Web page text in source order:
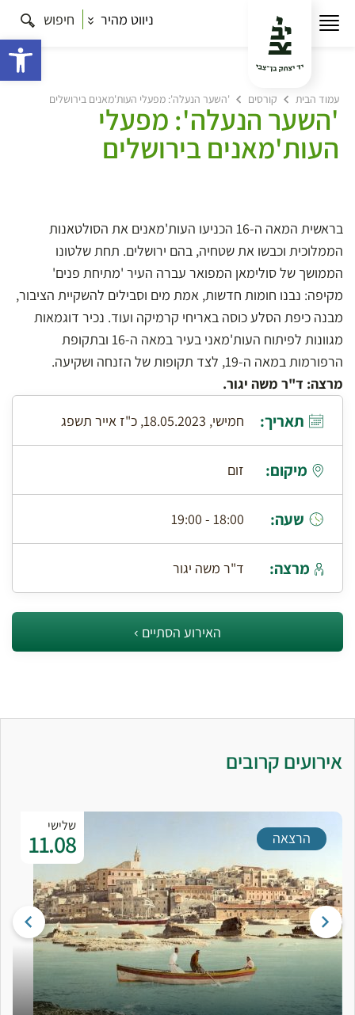
ניווט מהיר חיפוש
עמוד הבית קורסים 'השער הנעלה': מפעלי העות'מאנים בירושלים
'השער הנעלה': מפעלי
העות'מאנים בירושלים
בראשית המאה ה-16 הכניעו העות'מאנים את הסולטאנות
הממלוכית וכבשו את שטחיה, בהם ירושלים. תחת שלטונו
הממושך של סולימאן המפואר עברה העיר 'מתיחת פנים'
מקיפה: נבנו חומות חדשות, אמת מים וסבילים להשקיית הציבור,
מבנה כיפת הסלע כוסה באריחי קרמיקה ועוד. נכיר דוגמאות
מגוונות לפיתוח העות'מאני בעיר במאה ה-16 ובתקופת
הרפורמות במאה ה-19, לצד תקופות של הזנחה ושקיעה.
מרצה: ד"ר משה יגור.
תאריך: חמישי, 18.05.2023, כ"ז אייר תשפג
מיקום: זום
שעה: 18:00 - 19:00
מרצה: ד"ר משה יגור
האירוע הסתיים
אירועים קרובים
שלישי
11.08 הרצאה